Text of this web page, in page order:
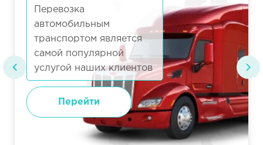
Перевозка
автомобильным
транспортом является
самой популярной
услугой наших клиентов
Перейти